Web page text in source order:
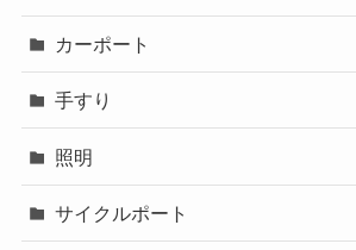
カーポート
手すり
照明
サイクルポート